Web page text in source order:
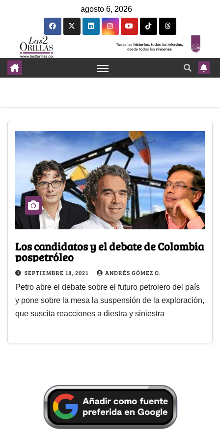
agosto 6, 2026
Los candidatos y el debate de Colombia
pospetróleo
SEPTIEMBRE 18, 2021 ANDRÉS GÓMEZ O.
Petro abre el debate sobre el futuro petrolero del país
y pone sobre la mesa la suspensión de la exploración,
que suscita reacciones a diestra y siniestra